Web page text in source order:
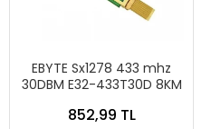
EBYTE Sx1278 433 mhz
30DBM E32-433T30D 8KM
852,99 TL